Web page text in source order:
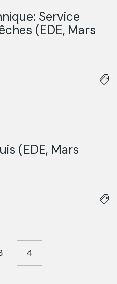
Service
(EDE, Mars
(EDE, Mars
4